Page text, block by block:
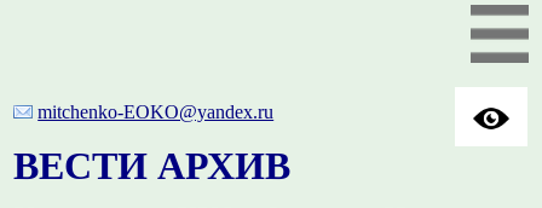
mitchenko-EOKO@yandex.ru
ВЕСТИ АРХИВ